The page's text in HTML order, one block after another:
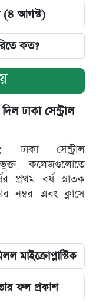
(৪ আগস্ট)
কত?
ঢাকা সেন্ট্রাল
ঢাকা সেন্ট্রাল
কলেজগুলোতে
প্রথম বর্ষ স্নাতক
নম্বর এবং ক্লাসে
মাইক্রোপ্লাস্টিক
ফল প্রকাশ